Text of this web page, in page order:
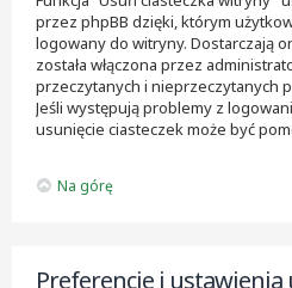
przez phpBB dzięki, którym
logowany do witryny. Dostarczają
została włączona przez
przeczytanych i nieprzeczytanych
Jeśli występują problemy z
usunięcie ciasteczek może być
Na górę
Preferencje i